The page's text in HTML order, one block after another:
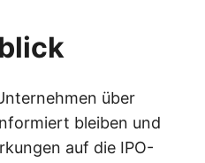
über
bleiben und
auf die IPO-